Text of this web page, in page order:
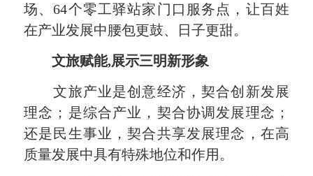
场、64个零工驿站家门口服务点，让百姓
在产业发展中腰包更鼓、日子更甜。
文旅赋能,展示三明新形象
文旅产业是创意经济，契合创新发展
理念；是综合产业，契合协调发展理念；
还是民生事业，契合共享发展理念，在高
质量发展中具有特殊地位和作用。